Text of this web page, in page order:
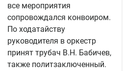
все мероприятия
сопровождался конвоиром.
По ходатайству
руководителя в оркестр
принят трубач В.Н. Бабичев,
также политзаключенный.